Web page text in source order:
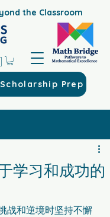
the Classroom
Scholarship Prep
学习和成功的
战和逆境时坚持不懈